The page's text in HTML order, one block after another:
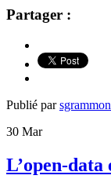
Partager :
Publié par
30 Mar
L’open-data